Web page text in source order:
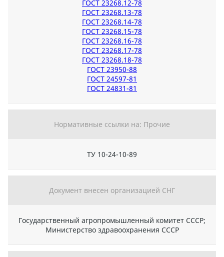
ГОСТ 23268.12-78
ГОСТ 23268.13-78
ГОСТ 23268.14-78
ГОСТ 23268.15-78
ГОСТ 23268.16-78
ГОСТ 23268.17-78
ГОСТ 23268.18-78
ГОСТ 23950-88
ГОСТ 24597-81
ГОСТ 24831-81
Нормативные ссылки на: Прочие
ТУ 10-24-10-89
Документ внесен организацией СНГ
Государственный агропромышленный комитет СССР;
Министерство здравоохранения СССР